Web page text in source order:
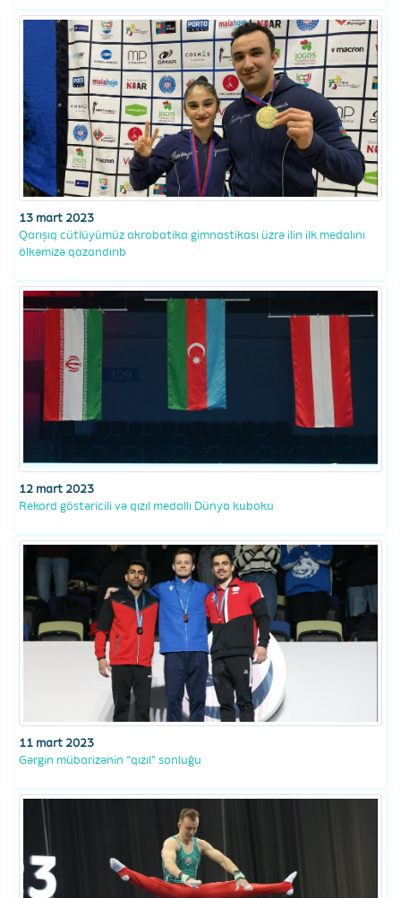
13 mart 2023
Qarışıq cütlüyümüz akrobatika gimnastikası üzrə ilin ilk medalını
ölkəmizə qazandırıb
12 mart 2023
Rekord göstəricili və qızıl medallı Dünya kuboku
11 mart 2023
Gərgin mübarizənin “qızıl” sonluğu